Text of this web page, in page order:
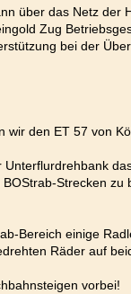
über das Netz der
Zug
bei der
wir den ET 57 von
Strecken
Bereich einige
Räder auf
vorbei!